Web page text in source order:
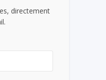
directement